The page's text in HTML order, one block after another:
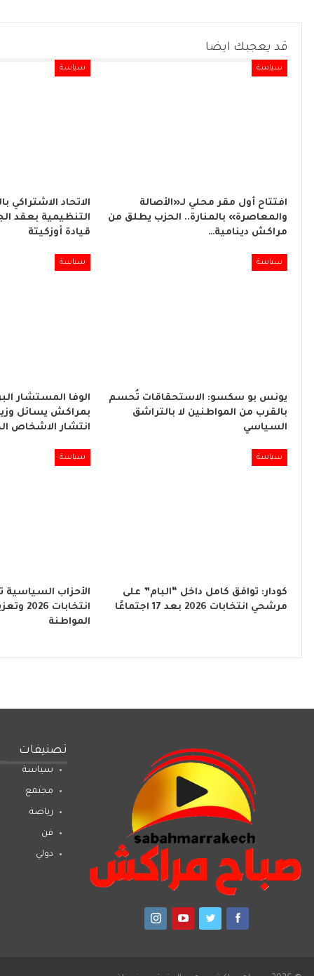
قد يعجبك ايضا
سياسة
افتتاح أول مقر محلي لـ«الأصالة
والمعاصرة» بالمنارة.. الحزب يطلق من
مراكش دينامية…
سياسة
الاتحاد الاشتراكي
التنظيمية بعقد
قيادة أوزكيتة
سياسة
يونس بو سكسو: الاستحقاقات تُحسم
بالقرب من المواطنين لا بالتراشق
السياسي
سياسة
الوفا المستشار
بمراكش يسائل
انتشار الاشخاص
سياسة
كودار: توافق كامل داخل “البام” على
مرشحي انتخابات 2026 بعد 17 اجتماعًا
سياسة
الأحزاب السياسية
المواطنة
تصنيفات
سياسة
مجتمع
رياضة
فن
دولي